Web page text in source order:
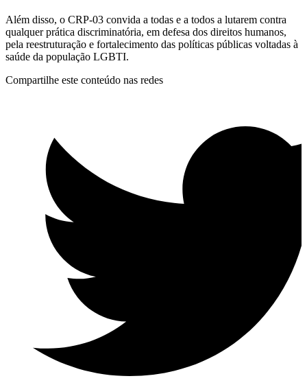
Além disso, o CRP-03 convida a todas e a todos a lutarem contra
qualquer prática discriminatória, em defesa dos direitos humanos,
pela reestruturação e fortalecimento das políticas públicas voltadas à
saúde da população LGBTI.
Compartilhe este conteúdo nas redes